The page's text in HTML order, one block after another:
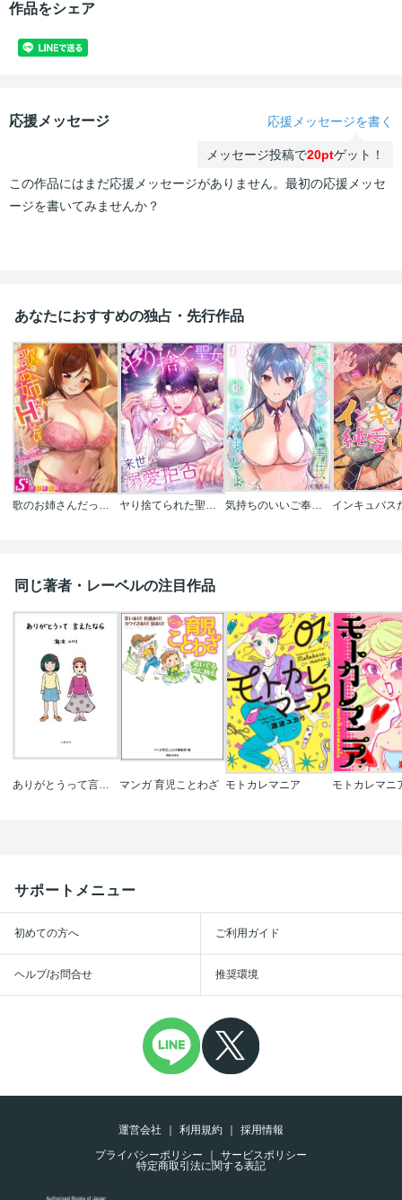
作品をシェア
応援メッセージ 応援メッセージを書く
メッセージ投稿で20ptゲット！
この作品にはまだ応援メッセージがありません。最初の応援メッセ
ージを書いてみませんか？
あなたにおすすめの独占・先行作品
歌のお姉さんだってHしたい～こんな顔､TVの前のみんなには見せられないよ… ヤり捨てられた聖女は、来世では溺愛拒否することを誓います【タテヨミ】【フルカラー】 気持ちのいいご奉仕､はじめましょ
同じ著者・レーベルの注目作品
マンガ 育児ことわざ モトカレマニア
サポートメニュー
初めての方へ ご利用ガイド
ヘルプ/お問合せ 推奨環境
運営会社 利用規約
採用情報
プライバシーポリシー
サービスポリシー
特定商取引法に関する表記